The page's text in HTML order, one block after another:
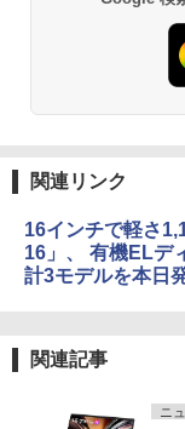
関連リンク
16インチで軽さ
16」、 有機ELデ
計3モデルを本日
関連記事
ニ